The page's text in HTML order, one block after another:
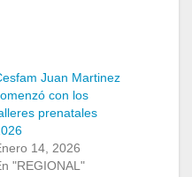
Juan Martinez
con los
prenatales
14, 2026
"REGIONAL"